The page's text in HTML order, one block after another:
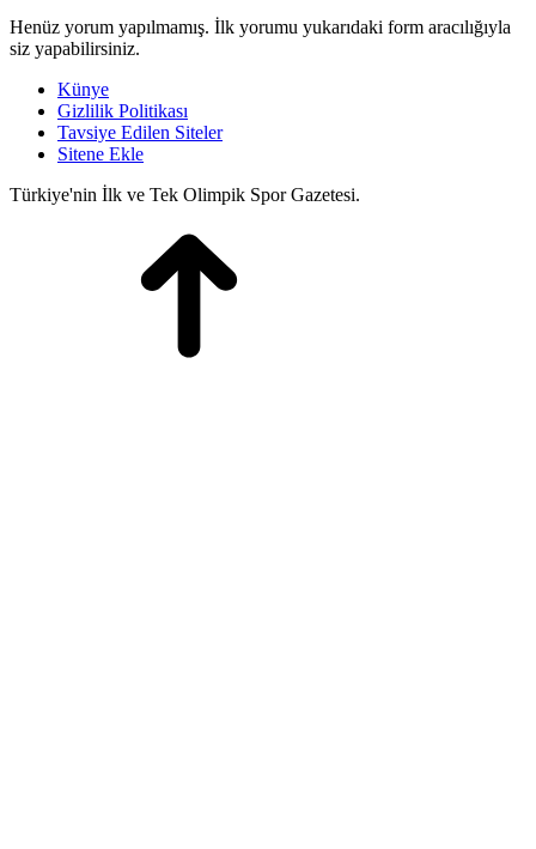
Henüz yorum yapılmamış. İlk yorumu yukarıdaki form aracılığıyla
siz yapabilirsiniz.
Künye
Gizlilik Politikası
Tavsiye Edilen Siteler
Sitene Ekle
Türkiye'nin İlk ve Tek Olimpik Spor Gazetesi.